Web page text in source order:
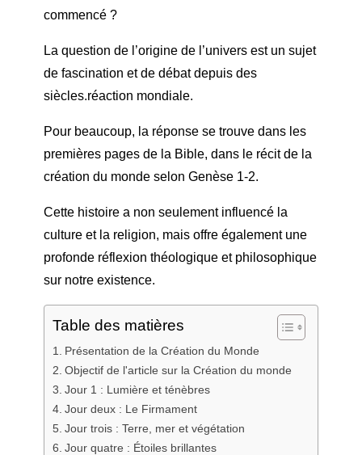
commencé ?
La question de l’origine de l’univers est un sujet
de fascination et de débat depuis des
siècles.réaction mondiale.
Pour beaucoup, la réponse se trouve dans les
premières pages de la Bible, dans le récit de la
création du monde selon Genèse 1-2.
Cette histoire a non seulement influencé la
culture et la religion, mais offre également une
profonde réflexion théologique et philosophique
sur notre existence.
Table des matières
Présentation de la Création du Monde
Objectif de l'article sur la Création du monde
Jour 1 : Lumière et ténèbres
Jour deux : Le Firmament
Jour trois : Terre, mer et végétation
Jour quatre : Étoiles brillantes